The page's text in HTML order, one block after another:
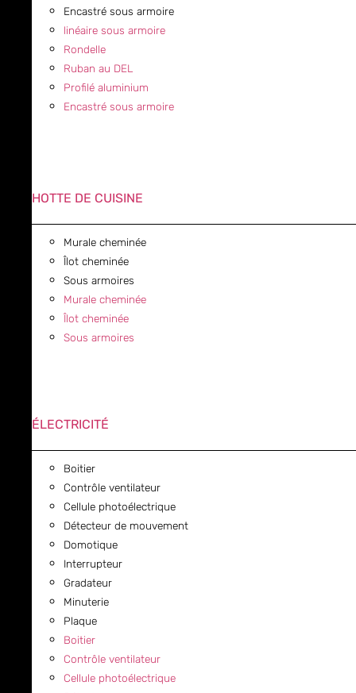
Encastré sous armoire
linéaire sous armoire
Rondelle
Ruban au DEL
Profilé aluminium
Encastré sous armoire
HOTTE DE CUISINE
Murale cheminée
Îlot cheminée
Sous armoires
Murale cheminée
Îlot cheminée
Sous armoires
ÉLECTRICITÉ
Boitier
Contrôle ventilateur
Cellule photoélectrique
Détecteur de mouvement
Domotique
Interrupteur
Gradateur
Minuterie
Plaque
Boitier
Contrôle ventilateur
Cellule photoélectrique